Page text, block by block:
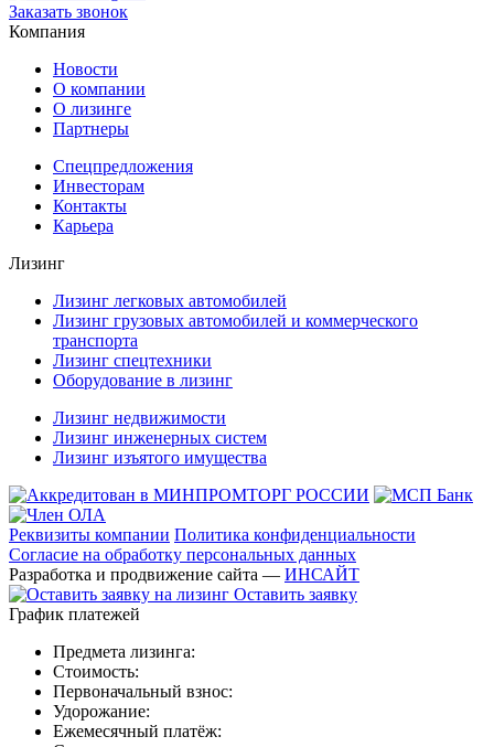
Заказать звонок
Компания
Новости
О компании
О лизинге
Партнеры
Спецпредложения
Инвесторам
Контакты
Карьера
Лизинг
Лизинг легковых автомобилей
Лизинг грузовых автомобилей и коммерческого
транспорта
Лизинг спецтехники
Оборудование в лизинг
Лизинг недвижимости
Лизинг инженерных систем
Лизинг изъятого имущества
Реквизиты компании Политика конфиденциальности
Согласие на обработку персональных данных
Разработка и продвижение сайта — ИНСАЙТ
Оставить заявку
График платежей
Предмета лизинга:
Стоимость:
Первоначальный взнос:
Удорожание:
Ежемесячный платёж: